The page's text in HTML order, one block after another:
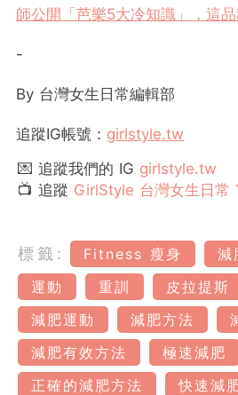
師公開「芭樂5大冷知識」，這
-
By 台灣女生日常編輯部
追蹤IG帳號： girlstyle.tw
💌 追蹤我們的 IG girlstyle.tw
📺 追蹤 GirlStyle 台灣女生日常
標籤: Fitness 瘦身 減
運動
重訓 皮拉提斯
減肥運動
減肥方法
減肥有效方法
極速減肥
正確的減肥方法
快速減